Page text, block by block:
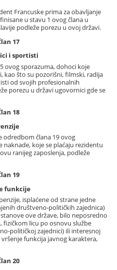
Francuske prima za obavljanje
u stavu 1 ovog člana u
podleže porezu u ovoj državi.
17
i sportisti
ovog sporazuma, dohoci koje
što su pozorišni, filmski, radija
od svojih profesionalnih
porezu u državi ugovornici gde se
18
odredbom člana 19 ovog
naknade, koje se plaćaju rezidentu
ranijeg zaposlenja, podleže
19
funkcije
isplaćene od strane jedne
društveno-političkih zajednica)
ove države, bilo neposredno
licu po osnovu službe
političkoj zajednici) ili interesnoj
funkcija javnog karaktera,
20